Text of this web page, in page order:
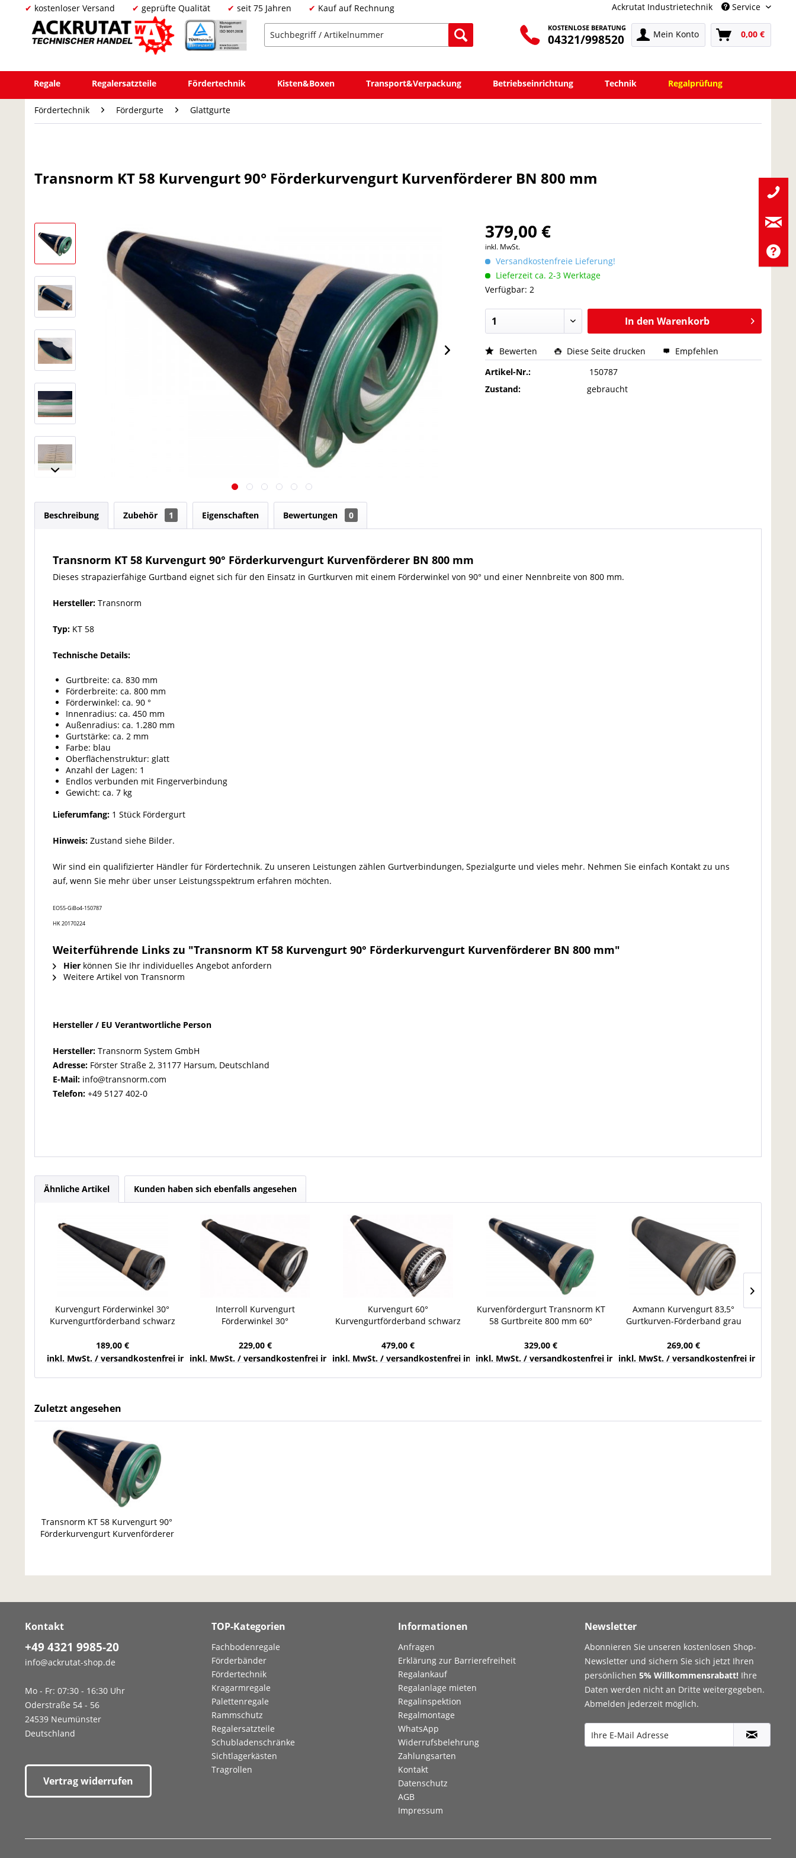
kostenloser Versand geprüfte Qualität seit 75 Jahren Kauf auf Rechnung Ackrutat Industrietechnik Service
KOSTENLOSE BERATUNG
04321/998520 Mein Konto 0,00 €
Regale Regalersatzteile Fördertechnik Kisten&Boxen Transport&Verpackung Betriebseinrichtung Technik Regalprüfung
Fördertechnik Fördergurte Glattgurte
Transnorm KT 58 Kurvengurt 90° Förderkurvengurt Kurvenförderer BN 800 mm
379,00 €
inkl. MwSt.
Versandkostenfreie Lieferung!
Lieferzeit ca. 2-3 Werktage
Verfügbar: 2
In den Warenkorb
Bewerten Diese Seite drucken
Empfehlen
Artikel-Nr.:
150787
Zustand:
gebraucht
Beschreibung Zubehör 1 Eigenschaften Bewertungen 0
Transnorm KT 58 Kurvengurt 90° Förderkurvengurt Kurvenförderer BN 800 mm
Dieses strapazierfähige Gurtband eignet sich für den Einsatz in Gurtkurven mit einem Förderwinkel von 90° und einer Nennbreite von 800 mm.
Hersteller: Transnorm
Typ: KT 58
Technische Details:
Gurtbreite: ca. 830 mm
Förderbreite: ca. 800 mm
Förderwinkel: ca. 90 °
Innenradius: ca. 450 mm
Außenradius: ca. 1.280 mm
Gurtstärke: ca. 2 mm
Farbe: blau
Oberflächenstruktur: glatt
Anzahl der Lagen: 1
Endlos verbunden mit Fingerverbindung
Gewicht: ca. 7 kg
Lieferumfang: 1 Stück Fördergurt
Hinweis: Zustand siehe Bilder.
Wir sind ein qualifizierter Händler für Fördertechnik. Zu unseren Leistungen zählen Gurtverbindungen, Spezialgurte und vieles mehr. Nehmen Sie einfach Kontakt zu uns
auf, wenn Sie mehr über unser Leistungsspektrum erfahren möchten.
EO55-GiBo4-150787
HK 20170224
Weiterführende Links zu "Transnorm KT 58 Kurvengurt 90° Förderkurvengurt Kurvenförderer BN 800 mm"
Hier können Sie Ihr individuelles Angebot anfordern
Weitere Artikel von Transnorm
Hersteller / EU Verantwortliche Person
Hersteller: Transnorm System GmbH
Adresse: Förster Straße 2, 31177 Harsum, Deutschland
E-Mail: info@transnorm.com
Telefon: +49 5127 402-0
Ähnliche Artikel Kunden haben sich ebenfalls angesehen
Kurvengurt Förderwinkel 30°
Kurvengurtförderband schwarz
189,00 €
inkl. MwSt. / versandkostenfrei innerhalb Deutschlands
Interroll Kurvengurt
Förderwinkel 30°
B 1.405 mm
229,00 €
inkl. MwSt. / versandkostenfrei innerhalb Deutschlands
Kurvengurt 60°
Kurvengurtförderband schwarz
479,00 €
inkl. MwSt. / versandkostenfrei innerhalb Deutschlands
Kurvenfördergurt Transnorm KT
58 Gurtbreite 800 mm 60°
329,00 €
inkl. MwSt. / versandkostenfrei innerhalb Deutschlands
Axmann Kurvengurt 83,5°
Gurtkurven-Förderband grau
269,00 €
inkl. MwSt. / versandkostenfrei innerhalb
Zuletzt angesehen
Transnorm KT 58 Kurvengurt 90°
Förderkurvengurt Kurvenförderer
Kontakt
+49 4321 9985-20
info@ackrutat-shop.de
Mo - Fr: 07:30 - 16:30 Uhr
Oderstraße 54 - 56
24539 Neumünster
Deutschland
Vertrag widerrufen
TOP-Kategorien
Fachbodenregale
Förderbänder
Fördertechnik
Kragarmregale
Palettenregale
Rammschutz
Regalersatzteile
Schubladenschränke
Sichtlagerkästen
Tragrollen
Informationen
Anfragen
Erklärung zur Barrierefreiheit
Regalankauf
Regalanlage mieten
Regalinspektion
Regalmontage
WhatsApp
Widerrufsbelehrung
Zahlungsarten
Kontakt
Datenschutz
AGB
Impressum
Newsletter
Abonnieren Sie unseren kostenlosen Shop-
Newsletter und sichern Sie sich jetzt Ihren
persönlichen 5% Willkommensrabatt! Ihre
Daten werden nicht an Dritte weitergegeben.
Abmelden jederzeit möglich.